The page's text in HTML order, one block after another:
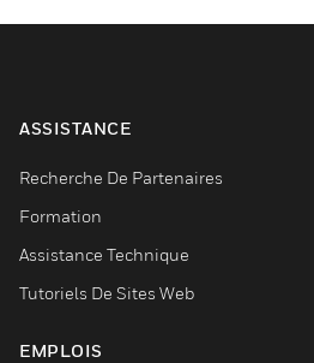
ASSISTANCE
Recherche De Partenaires
Formation
Assistance Technique
Tutoriels De Sites Web
EMPLOIS